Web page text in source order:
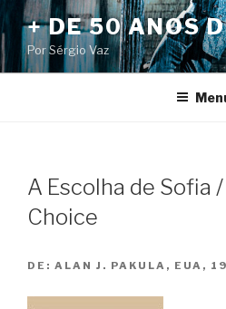
Pular
para
o
conteúdo
+ DE 50 ANOS
Por Sérgio Vaz
A Escolha de Sofia /
Choice
DE: ALAN J. PAKULA, EUA,